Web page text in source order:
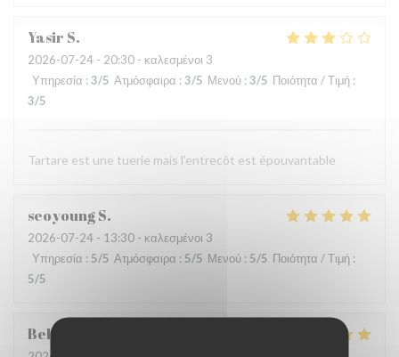
Yasir S
2026-07-24 - 20:30 - καλεσμένοι 3
Υπηρεσία : 3/5 Ατμόσφαιρα : 3/5 Μενού : 3/5 Ποιότητα / Τιμή :
3/5
Tartare est une tuerie mais l'entrecôt est épouvantable
seoyoungS
2026-07-24 - 13:30 - καλεσμένοι 3
Υπηρεσία : 5/5 Ατμόσφαιρα : 5/5 Μενού : 5/5 Ποιότητα / Τιμή :
5/5
Behrokh